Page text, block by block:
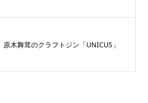
原木舞茸のクラフトジン「UNICUS」